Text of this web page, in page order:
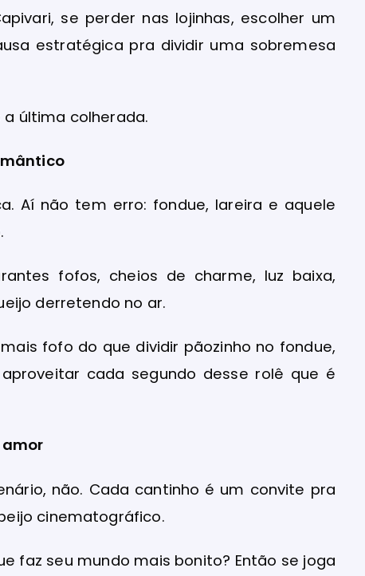
se perder nas lojinhas, escolher um
estratégica pra dividir uma sobremesa
última colherada.
Aí não tem erro: fondue, lareira e aquele
fofos, cheios de charme, luz baixa,
derretendo no ar.
fofo do que dividir pãozinho no fondue,
cada segundo desse rolê que é
não. Cada cantinho é um convite pra
cinematográfico.
faz seu mundo mais bonito? Então se joga